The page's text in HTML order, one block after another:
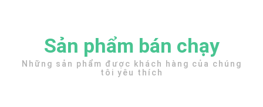
Sản phẩm bán chạy
Những sản phẩm được khách hàng của chúng
tôi yêu thích